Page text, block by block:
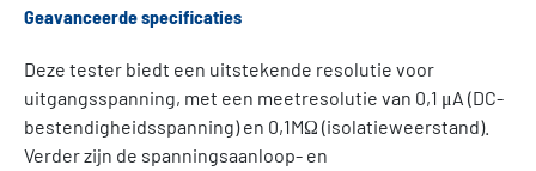
Geavanceerde specificaties
Deze tester biedt een uitstekende resolutie voor
uitgangsspanning, met een meetresolutie van 0,1 μA (DC-
bestendigheidsspanning) en 0,1MΩ (isolatieweerstand).
Verder zijn de spanningsaanloop- en